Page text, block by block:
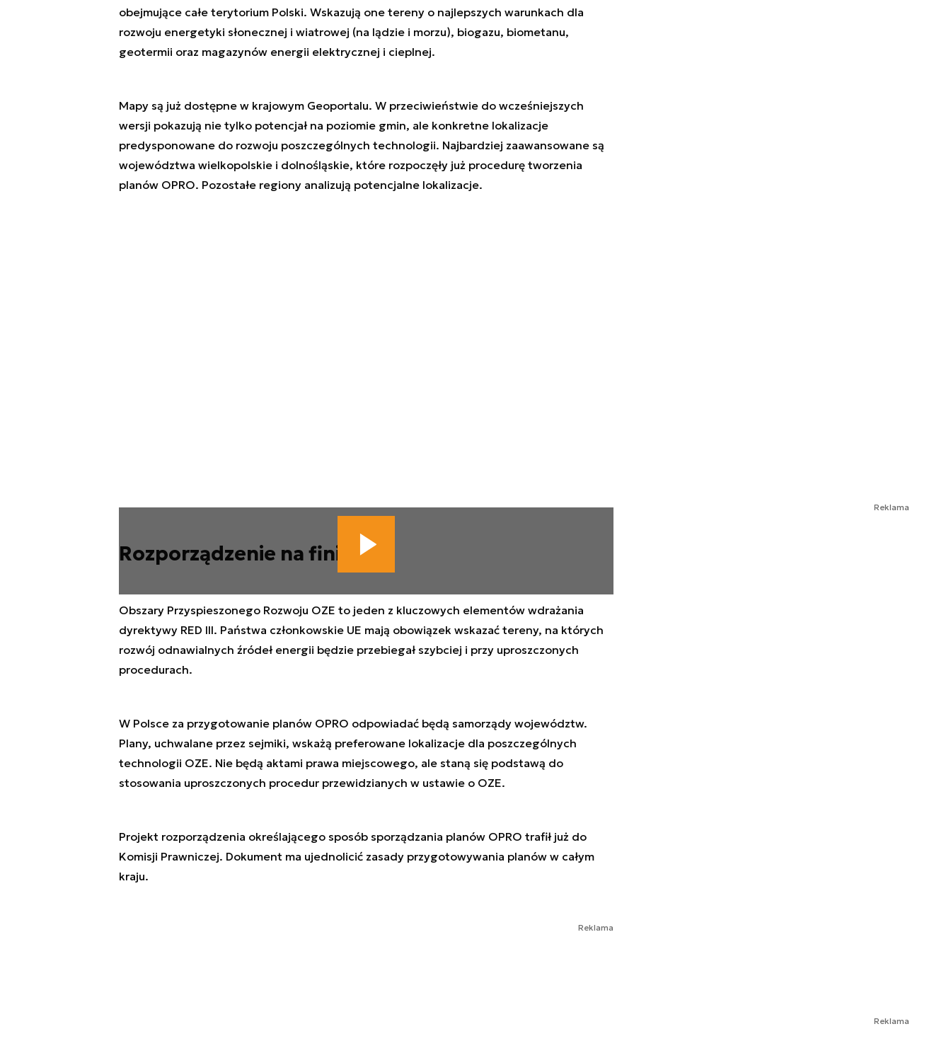
obejmujące całe terytorium Polski. Wskazują one tereny o najlepszych warunkach dla
rozwoju energetyki słonecznej i wiatrowej (na lądzie i morzu), biogazu, biometanu,
geotermii oraz magazynów energii elektrycznej i cieplnej.
Mapy są już dostępne w krajowym Geoportalu. W przeciwieństwie do wcześniejszych
wersji pokazują nie tylko potencjał na poziomie gmin, ale konkretne lokalizacje
predysponowane do rozwoju poszczególnych technologii. Najbardziej zaawansowane są
województwa wielkopolskie i dolnośląskie, które rozpoczęły już procedurę tworzenia
planów OPRO. Pozostałe regiony analizują potencjalne lokalizacje.
Rozporządzenie na finiszu
Obszary Przyspieszonego Rozwoju OZE to jeden z kluczowych elementów wdrażania
dyrektywy RED III. Państwa członkowskie UE mają obowiązek wskazać tereny, na których
rozwój odnawialnych źródeł energii będzie przebiegał szybciej i przy uproszczonych
procedurach.
W Polsce za przygotowanie planów OPRO odpowiadać będą samorządy województw.
Plany, uchwalane przez sejmiki, wskażą preferowane lokalizacje dla poszczególnych
technologii OZE. Nie będą aktami prawa miejscowego, ale staną się podstawą do
stosowania uproszczonych procedur przewidzianych w ustawie o OZE.
Projekt rozporządzenia określającego sposób sporządzania planów OPRO trafił już do
Komisji Prawniczej. Dokument ma ujednolicić zasady przygotowywania planów w całym
kraju.
Reklama
Reklama
Reklama